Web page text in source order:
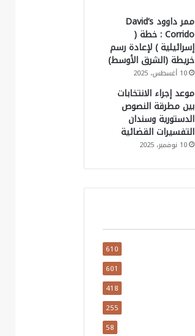
ممر داوود David’s
Corrido : خطة (
إسرائيلية ) لإعادة رسم
خريطة (الشرق الأوسط)
10 أغسطس، 2025
موعد إجراء الانتخابات
بين مطرقة النصوص
الدستورية وسندان
التفسيرات القضائية
10 نوفمبر، 2025
610
601
418
255
58